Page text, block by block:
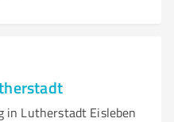
in Lutherstadt Eisleben